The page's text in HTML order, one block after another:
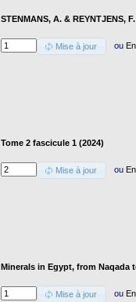
STENMANS, A. &
Mise à jour ou
Tome 2 fascicule 1 (2024)
Mise à jour ou
Minerals in Egypt, from Naqada
Mise à jour ou